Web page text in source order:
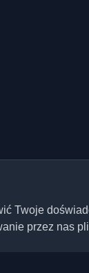
Twoje
przez nas